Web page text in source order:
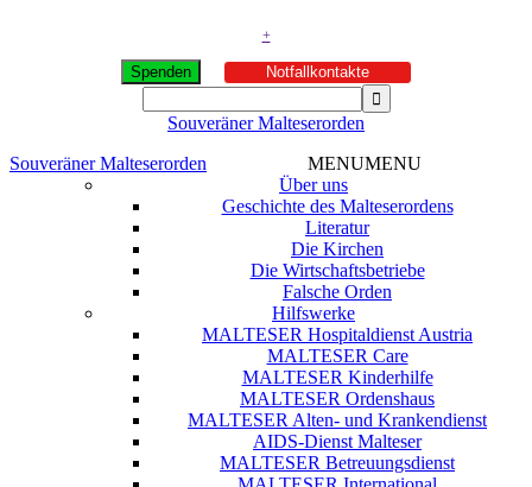
+
Spenden Notfallkontakte
Souveräner Malteserorden
Souveräner Malteserorden
MENUMENU
Über uns
Geschichte des Malteserordens
Literatur
Die Kirchen
Die Wirtschaftsbetriebe
Falsche Orden
Hilfswerke
MALTESER Hospitaldienst Austria
MALTESER Care
MALTESER Kinderhilfe
MALTESER Ordenshaus
MALTESER Alten- und Krankendienst
AIDS-Dienst Malteser
MALTESER Betreuungsdienst